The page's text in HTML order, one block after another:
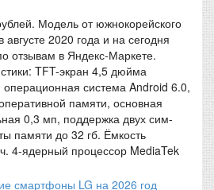
Модель от южнокорейского
2020 года и на сегодня
отзывам в Яндекс-Маркете.
TFT-экран 4,5 дюйма
система Android 6.0,
памяти, основная
0,3 мп, поддержка двух сим-
памяти до 32 гб. Ёмкость
4-ядерный процессор MediaTek